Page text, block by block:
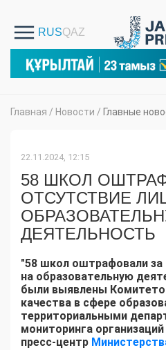
Главная / Новости / Главные
22.11.2024, 12:15
58 ШКОЛ
ОТСУТСТВИЕ
ДЕЯТЕЛЬНОСТЬ
"58 школ оштрафовали за
на образовательную
были выявлены
качества в сфере
территориальными
мониторинга
пресс-центр